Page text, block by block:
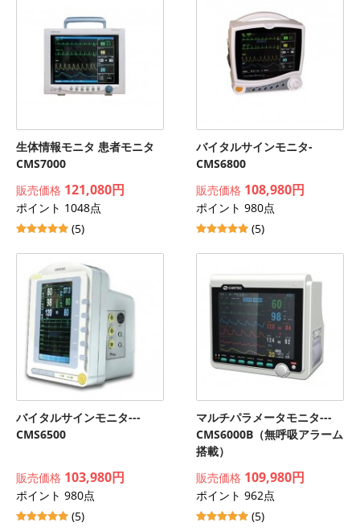
生体情報モニタ 患者モニタ
CMS7000
販売価格 121,080円
ポイント 1048点
(5)
バイタルサインモニタ-
CMS6800
販売価格 108,980円
ポイント 980点
(5)
バイタルサインモニタ---
CMS6500
販売価格 103,980円
ポイント 980点
(5)
マルチパラメータモニタ---
CMS6000B（無呼吸アラーム
搭載）
販売価格 109,980円
ポイント 962点
(5)